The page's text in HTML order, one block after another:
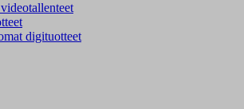
digituotteet